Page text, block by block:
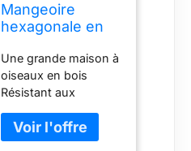
Mangeoire
hexagonale en
oiseaux
sauvages à
poser dans le
jardin (marron +
naturel)
Une grande maison à
oiseaux en bois
Résistant aux
aux intempéries
Accès facile à la